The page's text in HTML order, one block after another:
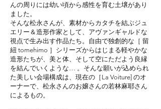
んの周りには幼い頃から感性を育む土壌があり
ました。
そんな松永さんが、素材からカタチを結ぶジュ
エリー＆造形作家として、アヴァンギャルドな
視点で生み出す作品たち。自由で独創的な［ 留
紐 tomehimo ］シリーズからはじまる軽やかな
造形たちが、美と体、そして空にただよう良縁
を結んでいくような… 。そんな願いが込められ
た美しい会場構成は、現在の［La Voiture] のオ
ーナーで、松永さんのお嬢さんの若林麻耶さん
によるもの。